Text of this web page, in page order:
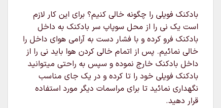
بادکنک فویلی را چگونه خالی کنیم؟ برای این کار لازم
است یک نی را از محل سوپاپ سر بادکنک به داخل
بادکنک فرو کرده و با فشار دست به آرامی هوای داخل را
خالی نمائیم. پس از اتمام خالی کردن هوا باید نی را از
داخل بادکنک خارج نموده و سپس به راحتی میتوانید
بادکنک فویلی خود را تا کرده و در یک جای مناسب
نگهداری نمائید تا برای مراسمات دیگر مورد استفاده
قرار دهید.